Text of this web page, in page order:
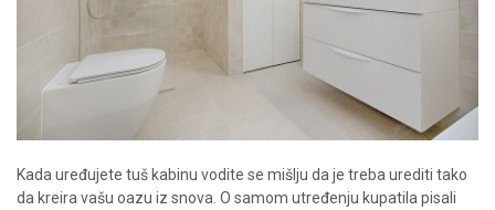
Kada uređujete tuš kabinu vodite se mišlju da je treba urediti tako
da kreira vašu oazu iz snova. O samom utređenju kupatila pisali